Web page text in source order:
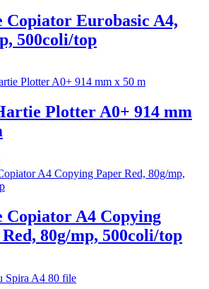
Copiator Eurobasic A4,
500coli/top
Plotter A0+ 914 mm
Copiator A4 Copying
80g/mp, 500coli/top